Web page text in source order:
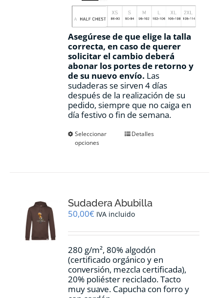
Asegúrese de que elige la talla
correcta, en caso de querer
solicitar el cambio deberá
abonar los portes de retorno y
de su nuevo envío. Las
sudaderas se sirven 4 días
después de la realización de su
pedido, siempre que no caiga en
día festivo o fin de semana.
Seleccionar
opciones
Este
se
pueden
en
página
de
producto
Detalles
Sudadera Abubilla
50,00€ IVA incluido
280 g/m², 80% algodón
(certificado orgánico y en
conversión, mezcla certificada),
20% poliéster reciclado. Tacto
muy suave. Capucha con forro y